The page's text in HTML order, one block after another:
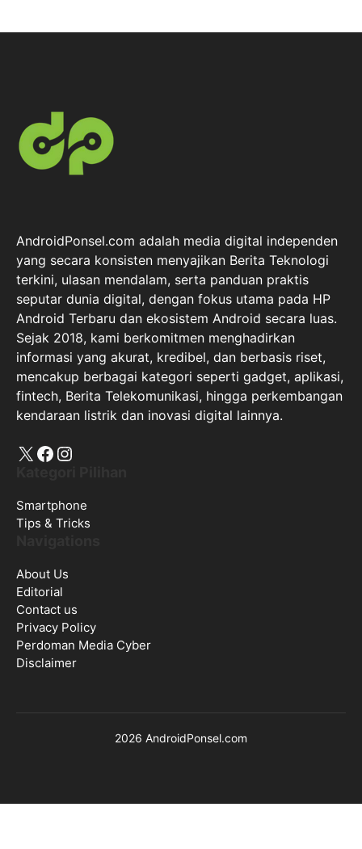
AndroidPonsel.com adalah media digital independen
yang secara konsisten menyajikan Berita Teknologi
terkini, ulasan mendalam, serta panduan praktis
seputar dunia digital, dengan fokus utama pada HP
Android Terbaru dan ekosistem Android secara luas.
Sejak 2018, kami berkomitmen menghadirkan
informasi yang akurat, kredibel, dan berbasis riset,
mencakup berbagai kategori seperti gadget, aplikasi,
fintech, Berita Telekomunikasi, hingga perkembangan
kendaraan listrik dan inovasi digital lainnya.
X Facebook
Instagram
Smartphone
Tips & Tricks
About Us
Editorial
Contact us
Privacy Policy
Perdoman Media Cyber
Disclaimer
2026 AndroidPonsel.com